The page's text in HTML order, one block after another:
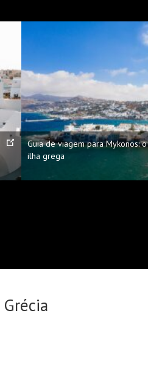
Guia de viagem para Mykonos:
ilha grega